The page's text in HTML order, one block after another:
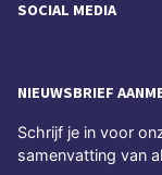
SOCIAL MEDIA
NIEUWSBRIEF
Schrijf je in voor
samenvatting van